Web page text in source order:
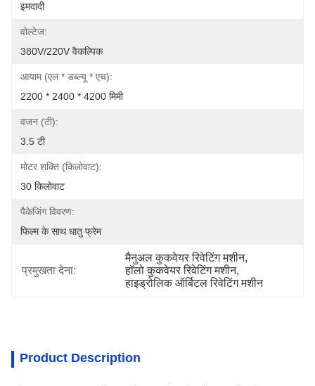
इमदादी
वोल्टेज:
380V/220V वैकल्पिक
आयाम (एल * डब्ल्यू * एच):
2200 * 2400 * 4200 मिमी
वजन (टी):
3.5 टी
मोटर शक्ति (किलोवाट):
30 किलोवाट
पैकेजिंग विवरण:
फिल्म के साथ धातु फ्रेम
प्रमुखता देना:
मैनुअल कुकवेयर रिवेटिंग मशीन,
हॉलो कुकवेयर रिवेटिंग मशीन,
हाइड्रोलिक ऑर्बिटल रिवेटिंग मशीन
Product Description